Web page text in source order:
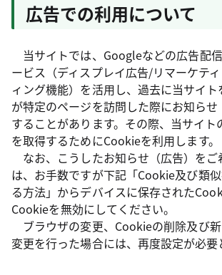
広告での利用について
当サイトでは、Googleなどの広告配
ービス（ディスプレイ広告/リマーケテ
ィング機能）を活用し、過去に当サイ
が特定のページを訪問した際にお知ら
することがあります。その際、当サイト
を取得するためにCookieを利用します。
なお、こうしたお知らせ（広告）をご
は、お手数ですが下記「Cookie及び類
る方法」からデバイスに保存された
Cookieを無効にしてください。
ブラウザの変更、Cookieの削除及び
変更を行った場合には、再度設定が必要